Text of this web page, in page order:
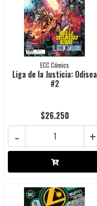
ECC Cómics
Liga de la Justicia: Odisea
#2
$26.250
+
-